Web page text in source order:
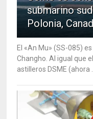
submarino
Polonia,
El «An Mu» (SS-085)
Changho. Al igual que
astilleros DSME (ahora ...